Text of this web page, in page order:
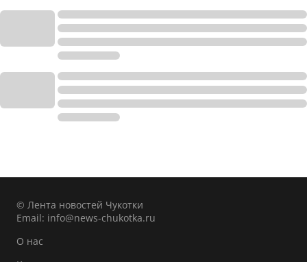
© Лента новостей Чукотки
Email: info@news-chukotka.ru
О нас